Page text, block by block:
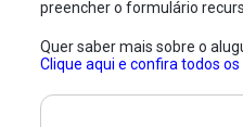
preencher o formulário
Quer saber mais sobre o
Clique aqui e confira todos